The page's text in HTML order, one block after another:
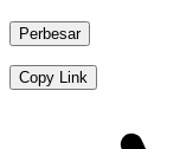
Perbesar
Copy Link